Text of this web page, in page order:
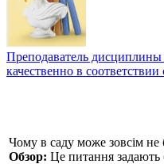
Преподаватель
качественно в
Чому в саду може зовсім не
Обзор: Це питання задають